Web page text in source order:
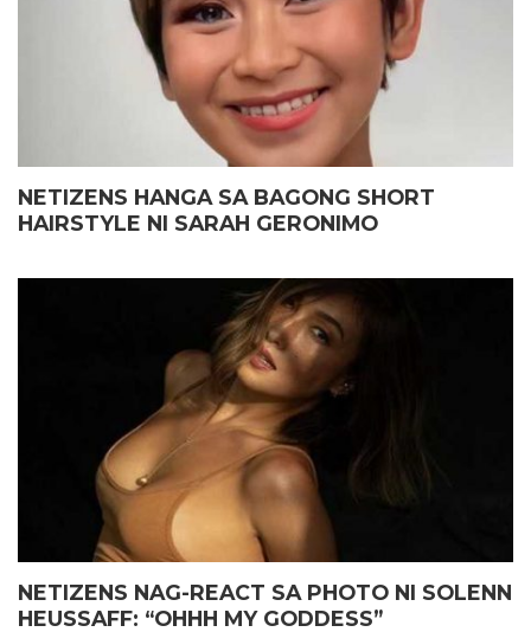
NETIZENS HANGA SA BAGONG SHORT
HAIRSTYLE NI SARAH GERONIMO
NETIZENS NAG-REACT SA PHOTO NI SOLENN
HEUSSAFF: “OHHH MY GODDESS”